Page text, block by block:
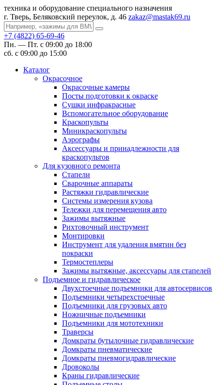
техника и оборудование специального назначения
г. Тверь, Беляковский переулок, д. 46 zakaz@mastak69.ru
+7 (4822) 65-69-46
Пн. — Пт. с 09:00 до 18:00
сб. с 09:00 до 15:00
Каталог
Окрасочное
Окрасочные камеры
Посты подготовки к окраске
Сушки инфракрасные
Вспомогательное оборудование
Краскопульты
Миникраскопульты
Аэрографы
Аксессуары и принадлежности для
краскопультов
Для кузовного ремонта
Стапели
Сварочные аппараты
Растяжки гидравлические
Системы измерения кузова
Тележки для перемещения авто
Зажимы вытяжные
Рихтовочный инструмент
Монтировки
Инструмент для удаления вмятин без
покраски
Термостеплеры
Зажимы вытяжные, аксессуары для стапелей
Подъемное и гидравлическое
Двухстоечные подъемники для автосервисов
Подъемники четырехстоечные
Подъемники для грузовых авто
Ножничные подъемники
Подъемники для мототехники
Траверсы
Домкраты бутылочные гидравлические
Домкраты пневматические
Домкраты пневмогидравлические
Дровоколы
Краны гидравлические